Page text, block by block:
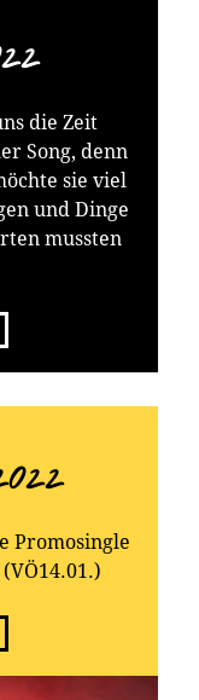
die Zeit
Song, denn
sie viel
und Dinge
mussten
Promosingle